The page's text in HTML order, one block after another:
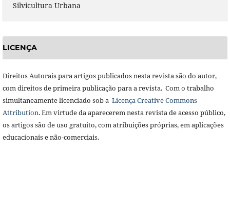
Silvicultura Urbana
LICENÇA
Direitos Autorais para artigos publicados nesta revista são do autor,
com direitos de primeira publicação para a revista. Com o trabalho
simultaneamente licenciado sob a Licença Creative Commons
Attribution. Em virtude da aparecerem nesta revista de acesso público,
os artigos são de uso gratuito, com atribuições próprias, em aplicações
educacionais e não-comerciais.